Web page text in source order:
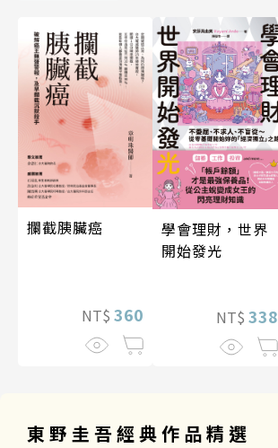
攔截胰臟癌
NT$ 360
學會理財，世界
開始發光
NT$ 338
東野圭吾經典作品精選